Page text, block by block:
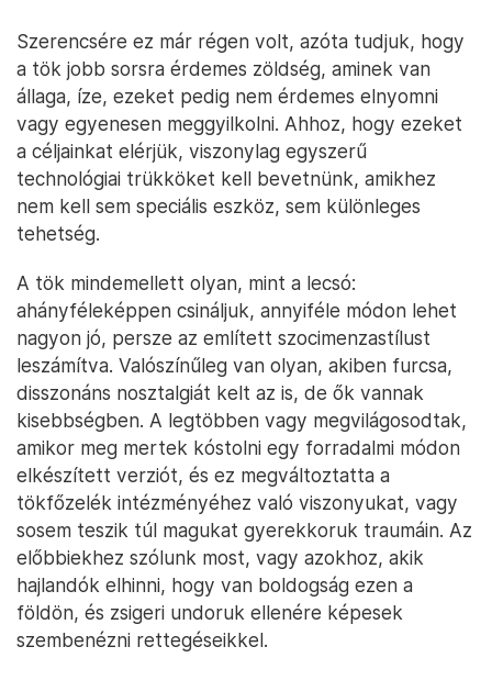
Szerencsére ez már régen volt, azóta tudjuk, hogy
a tök jobb sorsra érdemes zöldség, aminek van
állaga, íze, ezeket pedig nem érdemes elnyomni
vagy egyenesen meggyilkolni. Ahhoz, hogy ezeket
a céljainkat elérjük, viszonylag egyszerű
technológiai trükköket kell bevetnünk, amikhez
nem kell sem speciális eszköz, sem különleges
tehetség.
A tök mindemellett olyan, mint a lecsó:
ahányféleképpen csináljuk, annyiféle módon lehet
nagyon jó, persze az említett szocimenzastílust
leszámítva. Valószínűleg van olyan, akiben furcsa,
disszonáns nosztalgiát kelt az is, de ők vannak
kisebbségben. A legtöbben vagy megvilágosodtak,
amikor meg mertek kóstolni egy forradalmi módon
elkészített verziót, és ez megváltoztatta a
tökfőzelék intézményéhez való viszonyukat, vagy
sosem teszik túl magukat gyerekkoruk traumáin. Az
előbbiekhez szólunk most, vagy azokhoz, akik
hajlandók elhinni, hogy van boldogság ezen a
földön, és zsigeri undoruk ellenére képesek
szembenézni rettegéseikkel.